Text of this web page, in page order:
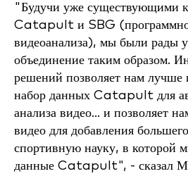
"Будучи уже существующими
Catapult и SBG
видеоанализа), мы были рады
объединение таким образом.
решений позволяет нам лучше
набор данных Catapult для
анализа видео... и позволяет
видео для добавления
спортивную науку, в которой
данные Catapult", - сказал